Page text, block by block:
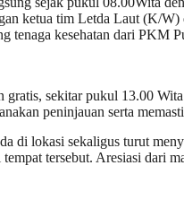
ketua tim Letda Laut (K/
tenaga kesehatan dari PKM
gratis, sekitar pukul 13.00
peninjauan serta
di lokasi sekaligus turut
tersebut. Aresiasi dari